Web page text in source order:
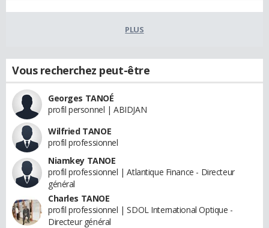
PLUS
Vous recherchez peut-être
Georges TANOÉ
profil personnel | ABIDJAN
Wilfried TANOE
profil professionnel
Niamkey TANOE
profil professionnel | Atlantique Finance - Directeur
général
Charles TANOE
profil professionnel | SDOL International Optique -
Directeur général